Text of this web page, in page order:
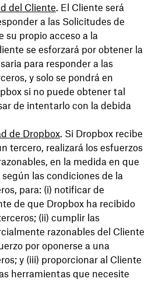
del Cliente. El Cliente será
a las Solicitudes de
su propio acceso a la
se esforzará por obtener la
para responder a las
y solo se pondrá en
si no puede obtener tal
de intentarlo con la debida
de Dropbox. Si Dropbox recibe
tercero, realizará los esfuerzos
en la medida en que
según las condiciones de la
para: (i) notificar de
de que Dropbox ha recibido
(ii) cumplir las
razonables del Cliente
por oponerse a una
y (iii) proporcionar al Cliente
herramientas que necesite